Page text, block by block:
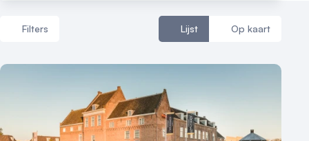
Reviews (5⭐️)
Contact
Filters Lijst Op kaart
1 - 5 zalen
6 - 10 zalen